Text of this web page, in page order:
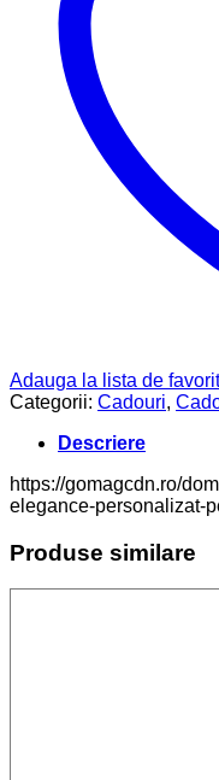
Adauga la lista de
Categorii: Cadouri,
Descriere
https://gomagcdn.ro/
elegance-personalizat-
Produse similare